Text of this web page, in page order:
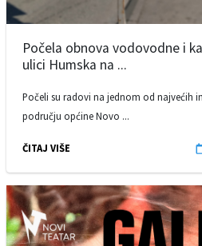
Počela obnova vodovodne i
ulici Humska na ...
Počeli su radovi na jednom od najvećih
području općine Novo ...
ČITAJ VIŠE